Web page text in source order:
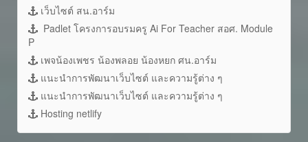
เว็บไซต์ สน.อาร์ม
Padlet โครงการอบรมครู Ai For Teacher สอศ. Module
P
เพจน้องเพชร น้องพลอย น้องหยก ศน.อาร์ม
แนะนำการพัฒนาเว็บไซต์ และความรู้ต่าง ๆ
แนะนำการพัฒนาเว็บไซต์ และความรู้ต่าง ๆ
Hosting netlify